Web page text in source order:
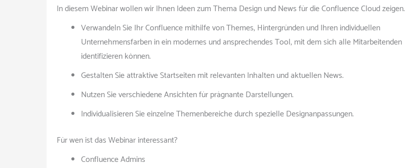
In diesem Webinar wollen wir Ihnen Ideen zum Thema Design und News für die Confluence Cloud zeigen.
Verwandeln Sie Ihr Confluence mithilfe von Themes, Hintergründen und Ihren individuellen
Unternehmensfarben in ein modernes und ansprechendes Tool, mit dem sich alle Mitarbeitenden
identifizieren können.
Gestalten Sie attraktive Startseiten mit relevanten Inhalten und aktuellen News.
Nutzen Sie verschiedene Ansichten für prägnante Darstellungen.
Individualisieren Sie einzelne Themenbereiche durch spezielle Designanpassungen.
Für wen ist das Webinar interessant?
Confluence Admins